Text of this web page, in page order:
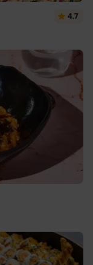
4.7